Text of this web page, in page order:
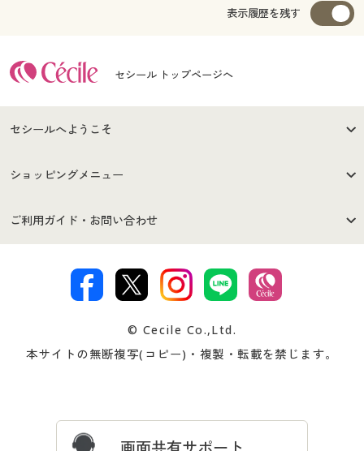
表示履歴を残す
セシール トップページへ
セシールへようこそ
はじめての方へ
セシールご利用規約
著作権・商標について 会社案内
ショッピングメニュー
商品カテゴリ
プレゼント＆キャンペーン サイトマップ
ご利用ガイド・お問い合わせ
交換・返品は お支払は
ついて
忘れの場合
© Cecile Co.,Ltd.
本サイトの無断複写(コピー)・複製・転載を禁じます。